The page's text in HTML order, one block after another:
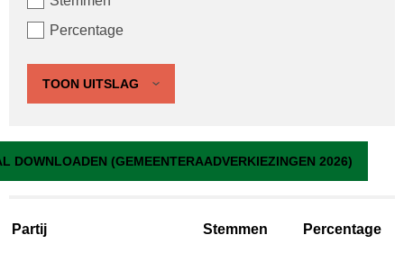
Percentage
TOON UITSLAG
134 Huize Nieuw Kellogg
DOWNLOADEN (GEMEENTERAADVERKIEZINGEN 2026)
Partij Stemmen Percentage